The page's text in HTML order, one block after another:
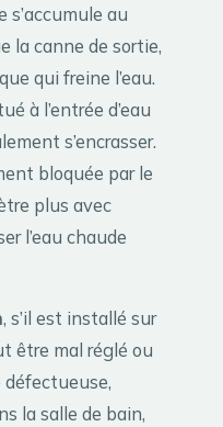
s’accumule au
la canne de sortie,
qui freine l’eau.
à l’entrée d’eau
s’encrasser.
bloquée par le
plus avec
l’eau chaude
, s’il est installé sur
être mal réglé ou
la salle de bain,